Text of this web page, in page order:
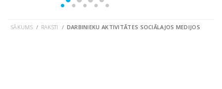
SĀKUMS RAKSTI DARBINIEKU AKTIVITĀTES SOCIĀLAJOS MEDIJOS